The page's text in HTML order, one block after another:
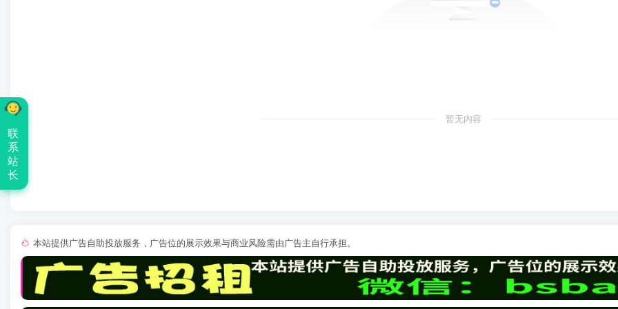
暂无内容
本站提供广告自助投放服务，广告位的展示效果与商业风险需由广告主自行承担。
联
系
站
长